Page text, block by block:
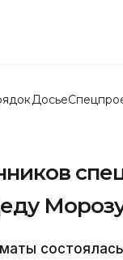
Досье
состоялась